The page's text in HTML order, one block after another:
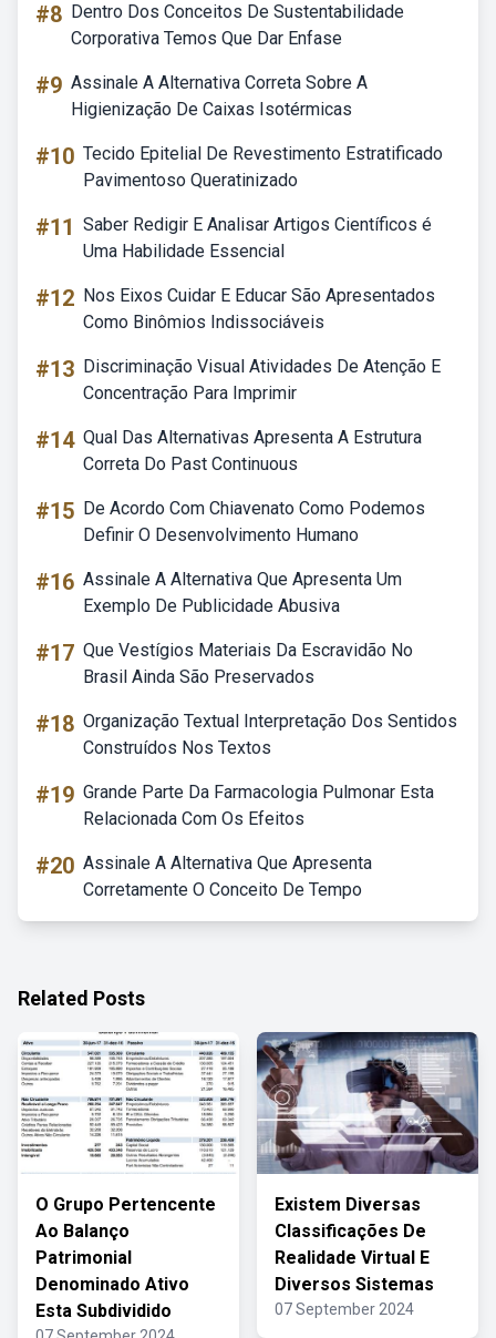
#8 Dentro Dos Conceitos De Sustentabilidade
Corporativa Temos Que Dar Enfase
#9 Assinale A Alternativa Correta Sobre A
Higienização De Caixas Isotérmicas
#10 Tecido Epitelial De Revestimento Estratificado
Pavimentoso Queratinizado
#11 Saber Redigir E Analisar Artigos Científicos é
Uma Habilidade Essencial
#12 Nos Eixos Cuidar E Educar São Apresentados
Como Binômios Indissociáveis
#13 Discriminação Visual Atividades De Atenção E
Concentração Para Imprimir
#14 Qual Das Alternativas Apresenta A Estrutura
Correta Do Past Continuous
#15 De Acordo Com Chiavenato Como Podemos
Definir O Desenvolvimento Humano
#16 Assinale A Alternativa Que Apresenta Um
Exemplo De Publicidade Abusiva
#17 Que Vestígios Materiais Da Escravidão No
Brasil Ainda São Preservados
#18 Organização Textual Interpretação Dos Sentidos
Construídos Nos Textos
#19 Grande Parte Da Farmacologia Pulmonar Esta
Relacionada Com Os Efeitos
#20 Assinale A Alternativa Que Apresenta
Corretamente O Conceito De Tempo
Related Posts
O Grupo Pertencente
Ao Balanço
Patrimonial
Denominado Ativo
Esta Subdividido
Existem Diversas
Classificações De
Realidade Virtual E
Diversos Sistemas
07 September 2024